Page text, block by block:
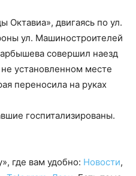
Октавиа», двигаясь по ул.
ул. Машиностроителей
совершил наезд
установленном месте
переносила на руках
госпитализированы.
где вам удобно: Новости,